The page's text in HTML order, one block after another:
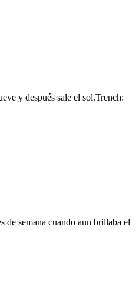
y después sale el sol.Trench:
de semana cuando aun brillaba el